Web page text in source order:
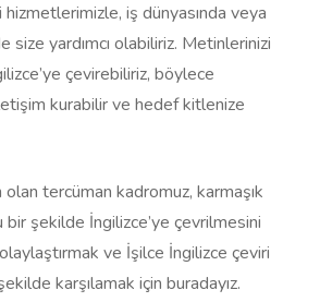
iş dünyasında veya
size yardımcı olabiliriz. Metinlerinizi
çevirebiliriz, böylece
kurabilir ve hedef kitlenize
tercüman kadromuz, karmaşık
şekilde İngilizce’ye çevrilmesini
ve İşilce İngilizce çeviri
karşılamak için buradayız.